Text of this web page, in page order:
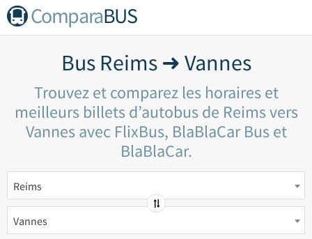
ComparaBUS
Bus Reims ➜ Vannes
Trouvez et comparez les horaires et
meilleurs billets d’autobus de Reims vers
Vannes avec FlixBus, BlaBlaCar Bus et
BlaBlaCar.
Reims
Vannes